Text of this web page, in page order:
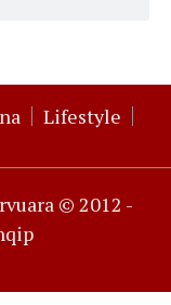
Lifestyle
© 2012 -